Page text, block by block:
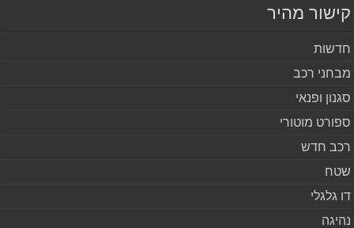
מהיר
רכב
ופנאי
מוטורי
חדש
גלגלי